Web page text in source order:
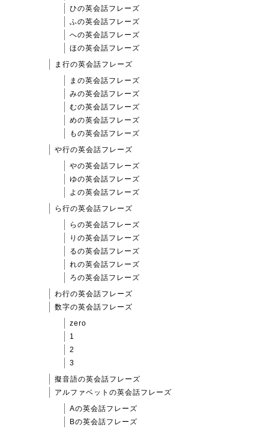
ひの英会話フレーズ
ふの英会話フレーズ
への英会話フレーズ
ほの英会話フレーズ
ま行の英会話フレーズ
まの英会話フレーズ
みの英会話フレーズ
むの英会話フレーズ
めの英会話フレーズ
もの英会話フレーズ
や行の英会話フレーズ
やの英会話フレーズ
ゆの英会話フレーズ
よの英会話フレーズ
ら行の英会話フレーズ
らの英会話フレーズ
りの英会話フレーズ
るの英会話フレーズ
れの英会話フレーズ
ろの英会話フレーズ
わ行の英会話フレーズ
数字の英会話フレーズ
zero
1
2
3
擬音語の英会話フレーズ
アルファベットの英会話フレーズ
Aの英会話フレーズ
Bの英会話フレーズ